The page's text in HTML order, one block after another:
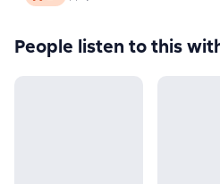
People listen to this